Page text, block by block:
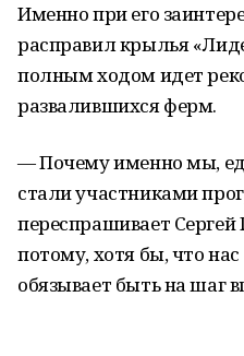
Именно при его
расправил крылья
полным ходом идет
развалившихся ферм.
— Почему именно мы,
стали участниками
переспрашивает
потому, хотя бы, что
обязывает быть на шаг